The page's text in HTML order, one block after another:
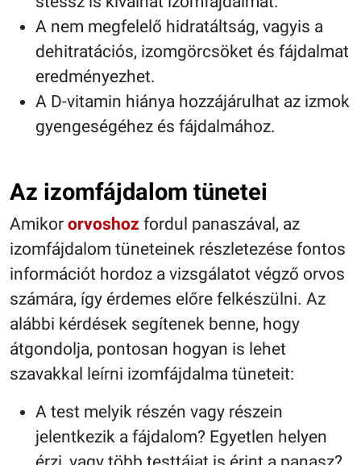
A nem megfelelő hidratáltság, vagyis a
dehitratációs, izomgörcsöket és fájdalmat
eredményezhet.
A D-vitamin hiánya hozzájárulhat az izmok
gyengeségéhez és fájdalmához.
Az izomfájdalom tünetei
Amikor orvoshoz fordul panaszával, az
izomfájdalom tüneteinek részletezése fontos
információt hordoz a vizsgálatot végző orvos
számára, így érdemes előre felkészülni. Az
alábbi kérdések segítenek benne, hogy
átgondolja, pontosan hogyan is lehet
szavakkal leírni izomfájdalma tüneteit:
A test melyik részén vagy részein
jelentkezik a fájdalom? Egyetlen helyen